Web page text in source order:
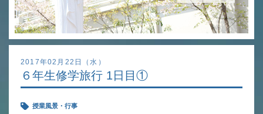
2017年02月22日（水）
６年生修学旅行 1日目①
授業風景・行事
制服紹介
スクールバス運行
授業の特色